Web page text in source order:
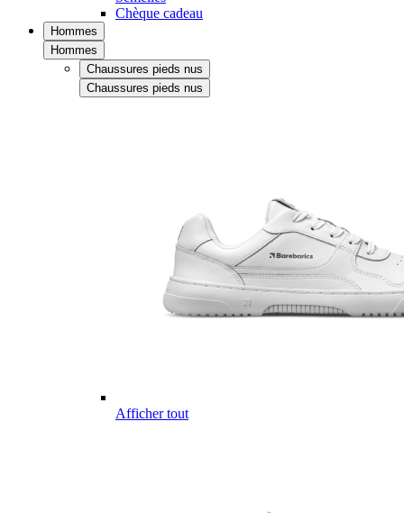
Chèque cadeau
Hommes
Hommes
Chaussures pieds nus
Chaussures pieds nus
Afficher tout